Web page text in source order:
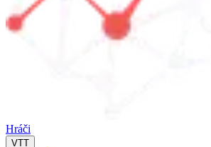
Hráči
VTT